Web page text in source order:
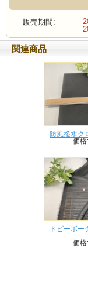
販売期間:
関連商品
防風撥水ク
価
ドビーボー
価